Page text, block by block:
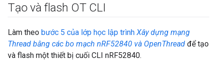
Tạo và flash OT CLI
Làm theo bước 5 của lớp học lập trình Xây dựng mạng
Thread bằng các bo mạch nRF52840 và OpenThread để tạo
và flash một thiết bị cuối CLI nRF52840.